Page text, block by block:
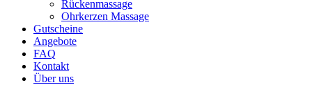
Rückenmassage
Ohrkerzen Massage
Gutscheine
Angebote
FAQ
Kontakt
Über uns